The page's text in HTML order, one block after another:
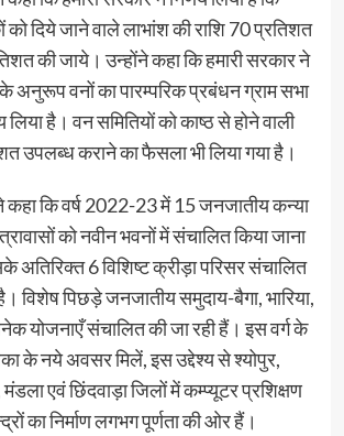
को दिये जाने वाले लाभांश की राशि 70 प्रतिशत
की जाये। उन्होंने कहा कि हमारी सरकार ने
अनुरूप वनों का पारम्परिक प्रबंधन ग्राम सभा
लिया है। वन समितियों को काष्ठ से होने वाली
उपलब्ध कराने का फैसला भी लिया गया है।
कहा कि वर्ष 2022-23 में 15 जनजातीय कन्या
को नवीन भवनों में संचालित किया जाना
अतिरिक्त 6 विशिष्ट क्रीड़ा परिसर संचालित
विशेष पिछड़े जनजातीय समुदाय-बैगा, भारिया,
योजनाएँ संचालित की जा रही हैं। इस वर्ग के
के नये अवसर मिलें, इस उद्देश्य से श्योपुर,
एवं छिंदवाड़ा जिलों में कम्प्यूटर प्रशिक्षण
का निर्माण लगभग पूर्णता की ओर हैं।